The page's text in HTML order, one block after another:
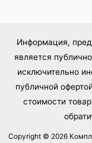
Информация,
является
исключительно
публичной
стоимости
Copyright © 2026